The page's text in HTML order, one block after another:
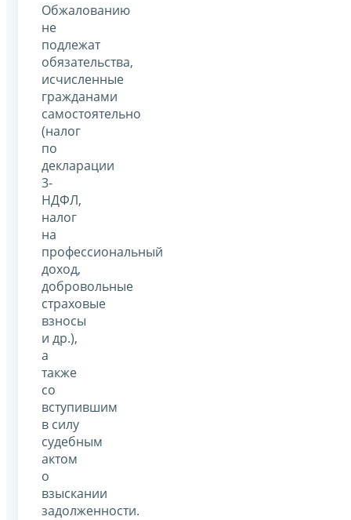
Обжалованию
не
подлежат
обязательства,
исчисленные
гражданами
самостоятельно
(налог
по
декларации
3-
НДФЛ,
налог
на
профессиональный
доход,
добровольные
страховые
взносы
и др.),
а
также
со
вступившим
в силу
судебным
актом
о
взыскании
задолженности.